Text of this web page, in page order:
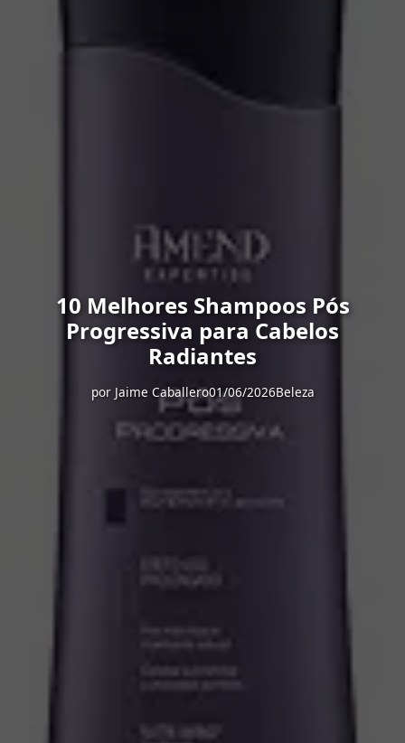
10 Melhores Shampoos Pós
Progressiva para Cabelos
Radiantes
por Jaime Caballero01/06/2026Beleza